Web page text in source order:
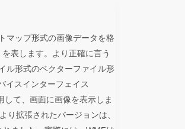
マップ形式の画像データを格
表します。より正確に言う
ル形式のベクターファイル形
イスインターフェイス
して、画面に画像を表示しま
り拡張されたバージョンは、